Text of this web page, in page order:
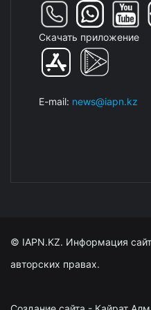
Скачать приложение
E-mail: news@iapn.kz
© IAPN.KZ. Информация
авторских правах.